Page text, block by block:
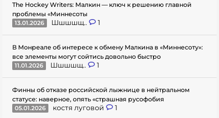
The Hockey Writers: Малкин — ключ к решению главной
проблемы «Миннесоты
13.01.2026
Шшшшщ.. 1
В Монреале об интересе к обмену Малкина в «Миннесоту»:
все элементы могут сойтись довольно быстро
11.01.2026
Шшшшщ.. 1
Финны об отказе российской лыжнице в нейтральном
статусе: наверное, опять «страшная русофобия
05.01.2026
костя луговой 1